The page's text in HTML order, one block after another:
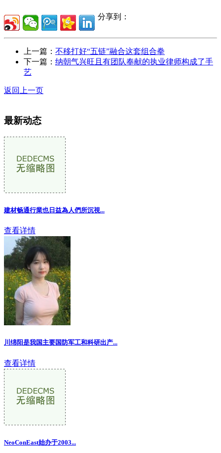
分享到：
上一篇： 不移打好“五链”融合这套组合拳
下一篇： 纳朝气兴旺且有团队奉献的执业律师构成了手
艺
返回上一页
最新动态
建材畅通行業也日益為人們所沉視...
查看详情
川绵阳是我国主要国防军工和科研出产...
查看详情
NeoConEast始办于2003...